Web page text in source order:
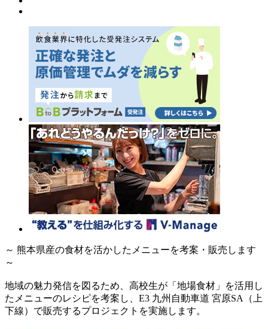
～ 熊本県産の食材を活かしたメニューを考案・販売します
～
地域の魅力発信を図るため、高校生が「地場食材」を活用し
たメニューのレシピを考案し、E3 九州自動車道 宮原SA（上
下線）で販売するプロジェクトを実施します。